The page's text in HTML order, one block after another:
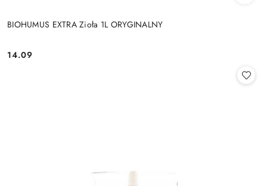
BIOHUMUS EXTRA Zioła 1L ORYGINALNY
Cena:
14.09